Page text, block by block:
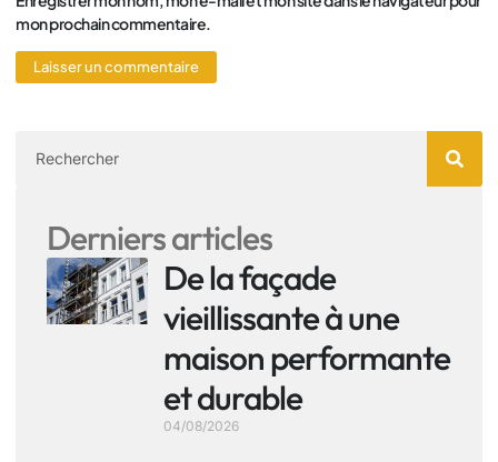
mon prochain commentaire.
Derniers articles
De la façade
vieillissante à une
maison performante
et durable
04/08/2026